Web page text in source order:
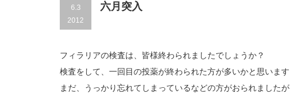
6.3
2012
六月突入
フィラリアの検査は、皆様終わられましたでしょうか？
検査をして、一回目の投薬が終わられた方が多いかと思います
まだ、うっかり忘れてしまっているなどの方がおられましたが